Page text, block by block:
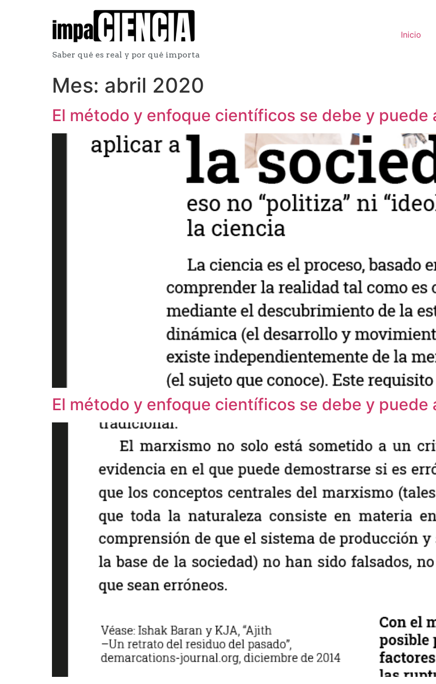
Saber qué es real y por qué importa
Inicio
Mes: abril 2020
El método y enfoque científicos se debe y puede
El método y enfoque científicos se debe y